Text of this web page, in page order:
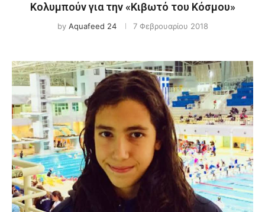
Κολυμπούν για την «Κιβωτό του Κόσμου»
by Aquafeed 24 7 Φεβρουαρίου 2018